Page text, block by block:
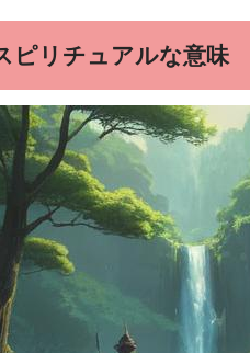
ピリチュアルな意味